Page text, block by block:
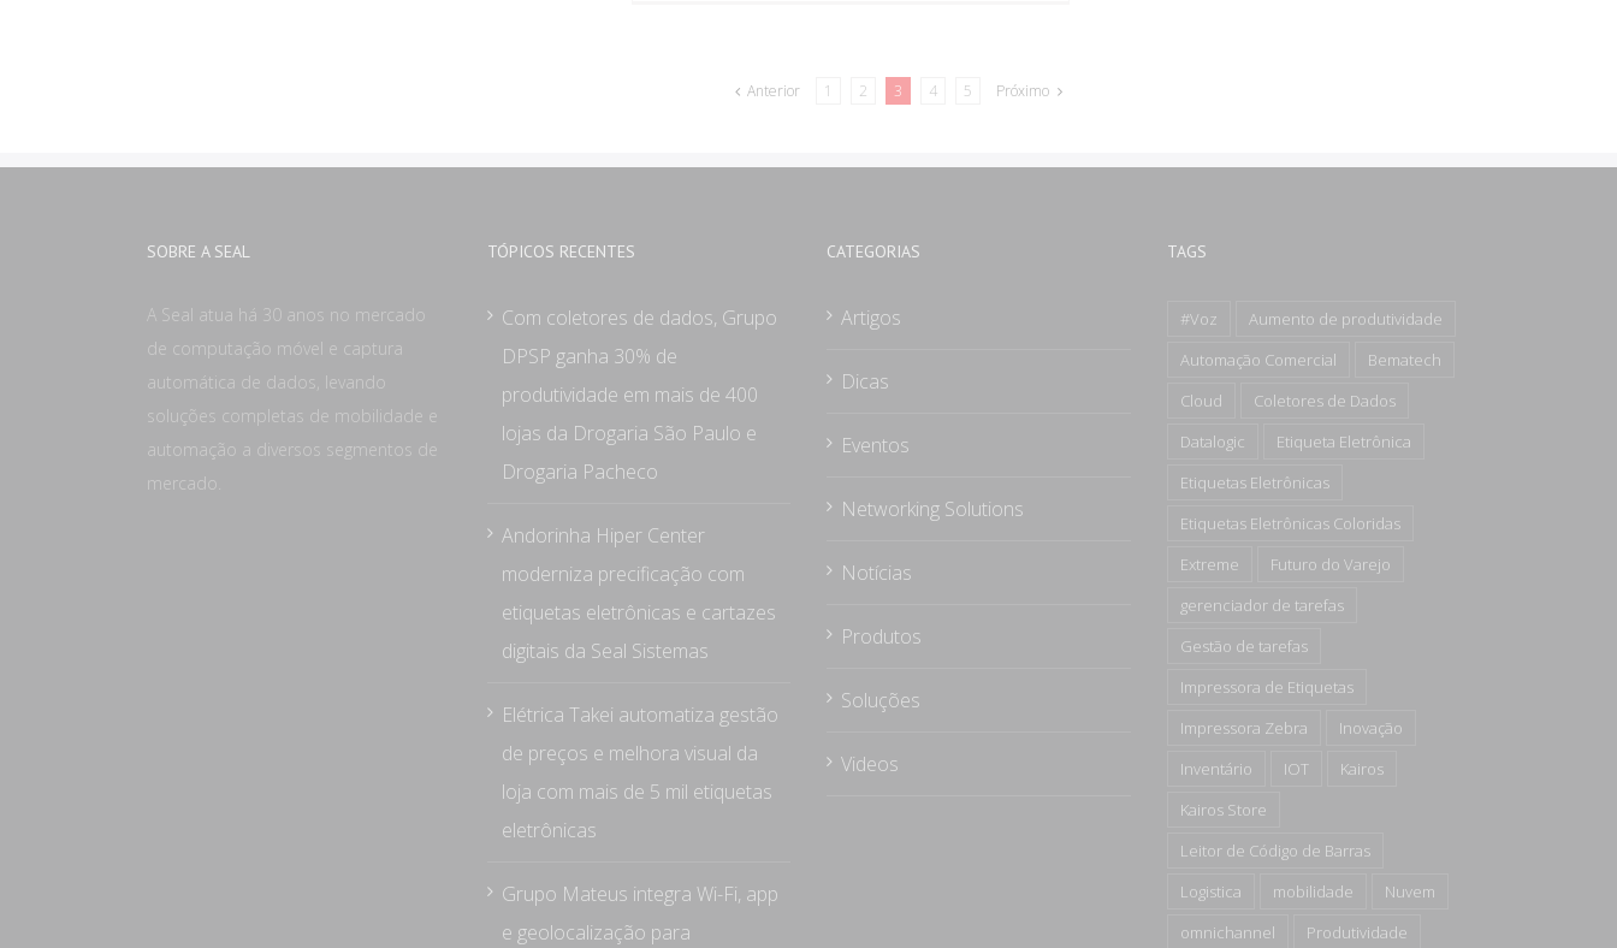
Anterior 1 2 3 4 5 Próximo
SOBRE A SEAL
A Seal atua há 30 anos no mercado
de computação móvel e captura
automática de dados, levando
soluções completas de mobilidade e
automação a diversos segmentos de
mercado.
TÓPICOS RECENTES
Com coletores de dados, Grupo
DPSP ganha 30% de
produtividade em mais de 400
lojas da Drogaria São Paulo e
Drogaria Pacheco
Andorinha Hiper Center
moderniza precificação com
etiquetas eletrônicas e cartazes
digitais da Seal Sistemas
Elétrica Takei automatiza gestão
de preços e melhora visual da
loja com mais de 5 mil etiquetas
eletrônicas
Grupo Mateus integra Wi-Fi, app
e geolocalização para
CATEGORIAS
Artigos
Dicas
Eventos
Networking Solutions
Notícias
Produtos
Soluções
Videos
TAGS
#Voz
Aumento de produtividade
Automação Comercial
Bematech
Cloud
Coletores de Dados
Datalogic
Etiqueta Eletrônica
Etiquetas Eletrônicas
Etiquetas Eletrônicas Coloridas
Extreme
Futuro do Varejo
gerenciador de tarefas
Gestão de tarefas
Impressora de Etiquetas
Impressora Zebra
Inovação
Inventário
IOT
Kairos
Kairos Store
Leitor de Código de Barras
Logistica
mobilidade
Nuvem
omnichannel
Produtividade